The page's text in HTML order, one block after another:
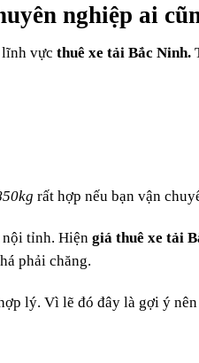
nghiệp ai
lĩnh vực thuê xe tải Bắc Ninh.
rất hợp nếu bạn vận
nội tỉnh. Hiện giá thuê xe tải
phải chăng.
lý. Vì lẽ đó đây là gợi ý